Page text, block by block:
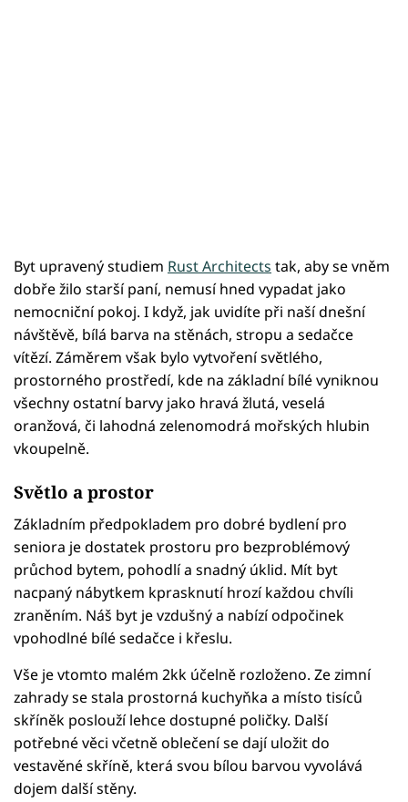
Byt upravený studiem Rust Architects tak, aby se vněm
dobře žilo starší paní, nemusí hned vypadat jako
nemocniční pokoj. I když, jak uvidíte při naší dnešní
návštěvě, bílá barva na stěnách, stropu a sedačce
vítězí. Záměrem však bylo vytvoření světlého,
prostorného prostředí, kde na základní bílé vyniknou
všechny ostatní barvy jako hravá žlutá, veselá
oranžová, či lahodná zelenomodrá mořských hlubin
vkoupelně.
Světlo a prostor
Základním předpokladem pro dobré bydlení pro
seniora je dostatek prostoru pro bezproblémový
průchod bytem, pohodlí a snadný úklid. Mít byt
nacpaný nábytkem kprasknutí hrozí každou chvíli
zraněním. Náš byt je vzdušný a nabízí odpočinek
vpohodlné bílé sedačce i křeslu.
Vše je vtomto malém 2kk účelně rozloženo. Ze zimní
zahrady se stala prostorná kuchyňka a místo tisíců
skříněk poslouží lehce dostupné poličky. Další
potřebné věci včetně oblečení se dají uložit do
vestavěné skříně, která svou bílou barvou vyvolává
dojem další stěny.